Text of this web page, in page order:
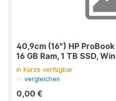
40,9cm (16") HP
16 GB Ram, 1 TB SSD,
in Kürze verfügbar
vergleichen
0,00 €